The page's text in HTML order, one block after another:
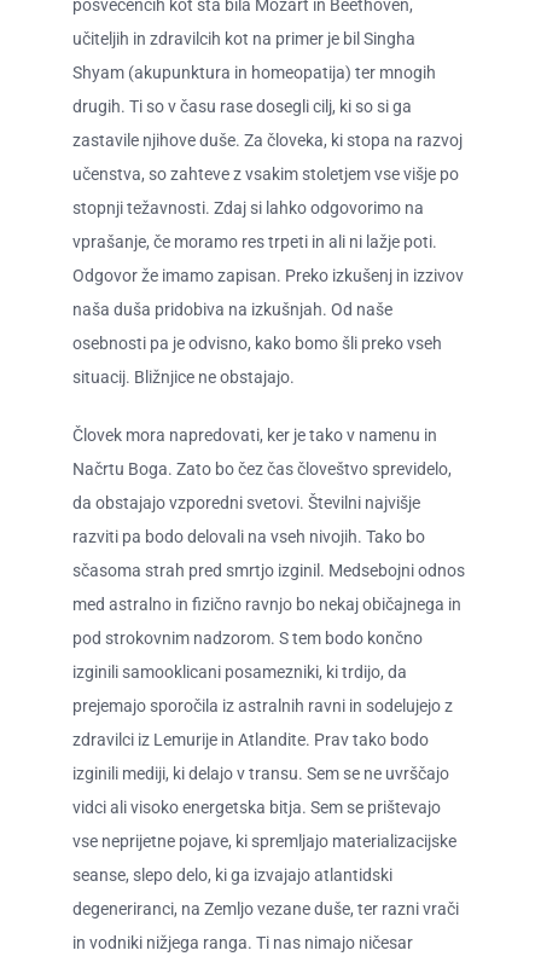
posvečencih kot sta bila Mozart in Beethoven,
učiteljih in zdravilcih kot na primer je bil Singha
Shyam (akupunktura in homeopatija) ter mnogih
drugih. Ti so v času rase dosegli cilj, ki so si ga
zastavile njihove duše. Za človeka, ki stopa na razvoj
učenstva, so zahteve z vsakim stoletjem vse višje po
stopnji težavnosti. Zdaj si lahko odgovorimo na
vprašanje, če moramo res trpeti in ali ni lažje poti.
Odgovor že imamo zapisan. Preko izkušenj in izzivov
naša duša pridobiva na izkušnjah. Od naše
osebnosti pa je odvisno, kako bomo šli preko vseh
situacij. Bližnjice ne obstajajo.
Človek mora napredovati, ker je tako v namenu in
Načrtu Boga. Zato bo čez čas človeštvo sprevidelo,
da obstajajo vzporedni svetovi. Številni najvišje
razviti pa bodo delovali na vseh nivojih. Tako bo
sčasoma strah pred smrtjo izginil. Medsebojni odnos
med astralno in fizično ravnjo bo nekaj običajnega in
pod strokovnim nadzorom. S tem bodo končno
izginili samooklicani posamezniki, ki trdijo, da
prejemajo sporočila iz astralnih ravni in sodelujejo z
zdravilci iz Lemurije in Atlandite. Prav tako bodo
izginili mediji, ki delajo v transu. Sem se ne uvrščajo
vidci ali visoko energetska bitja. Sem se prištevajo
vse neprijetne pojave, ki spremljajo materializacijske
seanse, slepo delo, ki ga izvajajo atlantidski
degeneriranci, na Zemljo vezane duše, ter razni vrači
in vodniki nižjega ranga. Ti nas nimajo ničesar